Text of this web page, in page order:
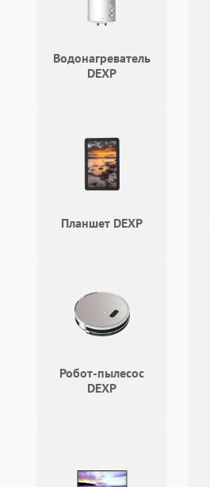
Водонагреватель
DEXP
Планшет DEXP
Робот-пылесос
DEXP